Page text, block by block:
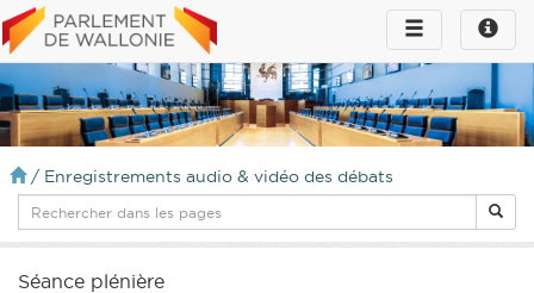
Toggle
infos
Toggle
navigation
/ Enregistrements audio & vidéo des débats
Séance plénière